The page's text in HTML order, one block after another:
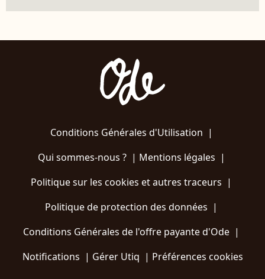
Conditions Générales d'Utilisation |
Qui sommes-nous ?| Mentions légales |
Politique sur les cookies et autres traceurs |
Politique de protection des données |
Conditions Générales de l'offre payante d'Ode |
Notifications | Gérer Utiq | Préférences cookies